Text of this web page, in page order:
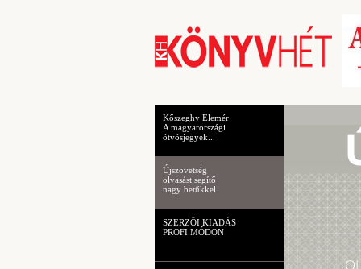
Kőszeghy Elemér
A magyarországi
ötvösjegyek...
Újszövetség
olvasást segítő
nagy betűkkel
SZERZŐI KIADÁS
PROFI MÓDON